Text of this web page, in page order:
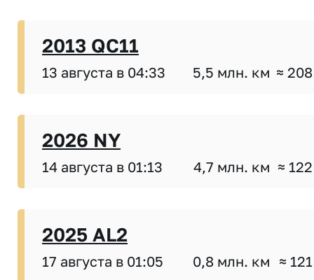
2013 QC11
13 августа в 04:33 5,5 млн. км ≈
2026 NY
14 августа в 01:13 4,7 млн. км ≈
2025 AL2
17 августа в 01:05 0,8 млн. км ≈